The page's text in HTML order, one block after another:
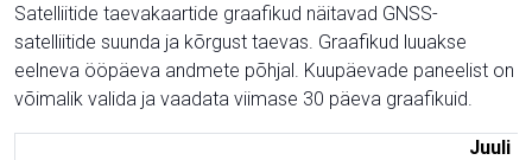
Satelliitide taevakaartide graafikud näitavad GNSS-
satelliitide suunda ja kõrgust taevas. Graafikud luuakse
eelneva ööpäeva andmete põhjal. Kuupäevade paneelist on
võimalik valida ja vaadata viimase 30 päeva graafikuid.
Juuli